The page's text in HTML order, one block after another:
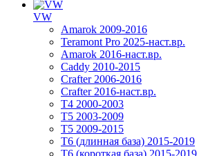
VW
Amarok 2009-2016
Teramont Pro 2025-наст.вр.
Amarok 2016-наст.вр.
Caddy 2010-2015
Crafter 2006-2016
Crafter 2016-наст.вр.
T4 2000-2003
T5 2003-2009
T5 2009-2015
T6 (длинная база) 2015-2019
Т6 (короткая база) 2015-2019